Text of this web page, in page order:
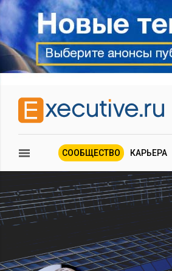
СООБЩЕСТВО КАРЬЕРА